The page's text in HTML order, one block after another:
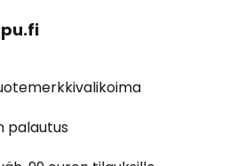
palautus